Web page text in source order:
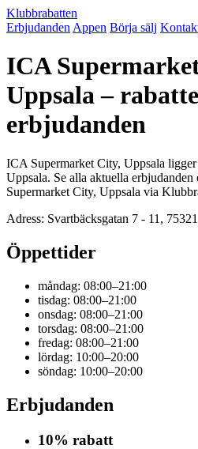
Klubbrabatten
Erbjudanden Appen Börja sälj
ICA
Uppsala –
erbjudanden
ICA Supermarket City, Uppsala
Uppsala. Se alla aktuella
Supermarket City, Uppsala via
Adress: Svartbäcksgatan 7 - 11,
Öppettider
måndag: 08:00–21:00
tisdag: 08:00–21:00
onsdag: 08:00–21:00
torsdag: 08:00–21:00
fredag: 08:00–21:00
lördag: 10:00–20:00
söndag: 10:00–20:00
Erbjudanden
10% rabatt